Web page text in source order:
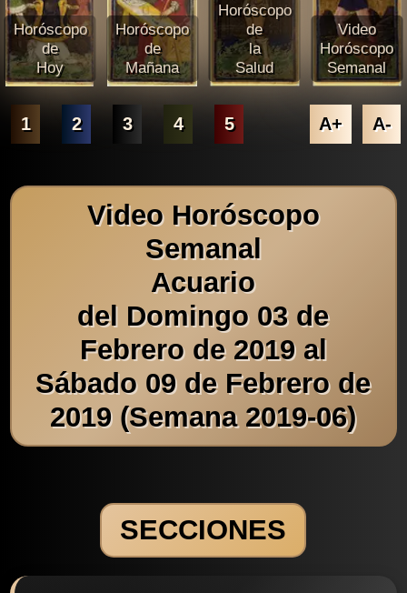
Horóscopo
de
Hoy
Horóscopo
de
Mañana
Horóscopo
de
la
Salud
Video
Horóscopo
Semanal
1 2 3 4 5 A+ A-
Video Horóscopo
Semanal
Acuario
del Domingo 03 de
Febrero de 2019 al
Sábado 09 de Febrero de
2019 (Semana 2019-06)
SECCIONES